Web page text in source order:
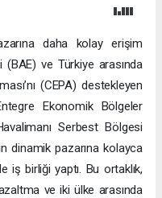
daha kolay erişim
ve Türkiye arasında
(CEPA) destekleyen
Ekonomik Bölgeler
Serbest Bölgesi
dinamik pazarına kolayca
iş birliği yaptı. Bu ortaklık,
ve iki ülke arasında